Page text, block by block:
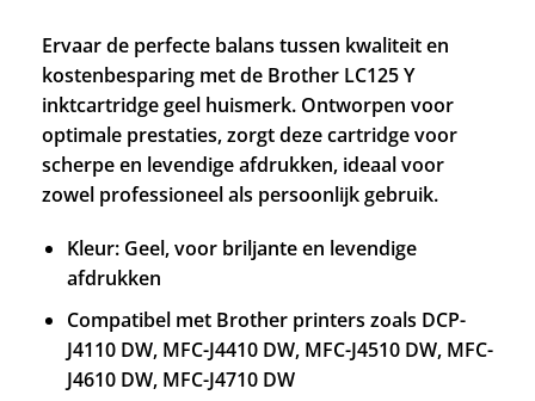
Ervaar de perfecte balans tussen kwaliteit en
kostenbesparing met de Brother LC125 Y
inktcartridge geel huismerk. Ontworpen voor
optimale prestaties, zorgt deze cartridge voor
scherpe en levendige afdrukken, ideaal voor
zowel professioneel als persoonlijk gebruik.
Kleur: Geel, voor briljante en levendige
afdrukken
Compatibel met Brother printers zoals DCP-
J4110 DW, MFC-J4410 DW, MFC-J4510 DW, MFC-
J4610 DW, MFC-J4710 DW